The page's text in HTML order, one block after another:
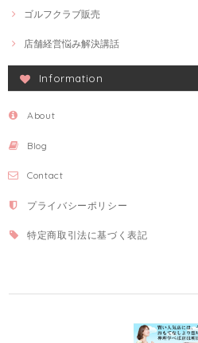
ゴルフクラブ販売
店舗経営悩み解決講話
Information
About
Blog
Contact
プライバシーポリシー
特定商取引法に基づく表記